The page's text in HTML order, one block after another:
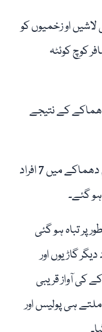
او زخمیوں کو
کوچ کوئٹہ
کے نتیجے
گرلز ہائی اسکول سول اسپتال چوک پر بم دھماکے میں 7 افراد
تباہ ہو گئی
گاڑیوں اور
کی آواز قریبی
ہی پولیس اور